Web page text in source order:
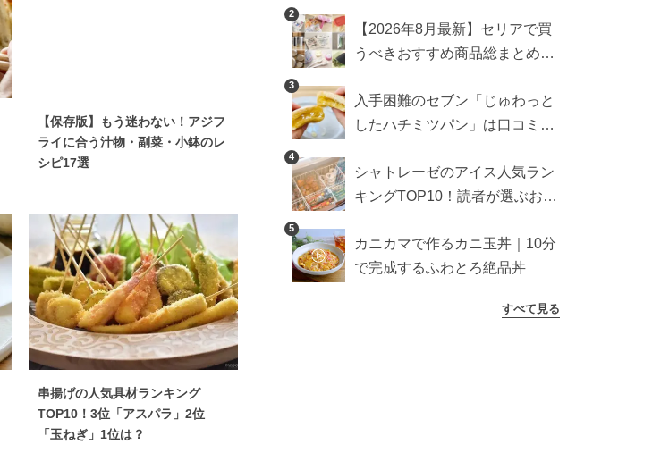
【保存版】もう迷わない！アジフ
ライに合う汁物・副菜・小鉢のレ
シピ17選
串揚げの人気具材ランキング
TOP10！3位「アスパラ」2位
「玉ねぎ」1位は？
め商品も
2
【2026年8月最新】セリアで買
うべきおすすめ商品総まとめ。
3
入手困難のセブン「じゅわっと
したハチミツパン」は口コミ通
検証
4
シャトレーゼのアイス人気ラン
キングTOP10！読者が選ぶおす
5
カニカマで作るカニ玉丼｜10分
で完成するふわとろ絶品丼
すべて見る